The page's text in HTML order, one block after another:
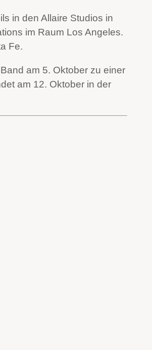
in den Allaire Studios in
im Raum Los Angeles.
Fe.
am 5. Oktober zu einer
am 12. Oktober in der